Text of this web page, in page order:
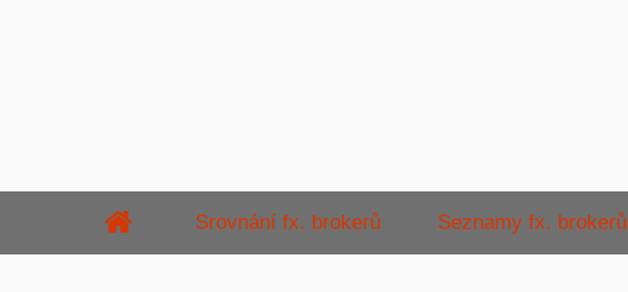
Srovnání fx. brokerů Seznamy fx. brokerů